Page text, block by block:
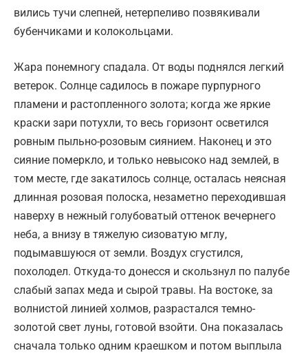
вились тучи слепней, нетерпеливо позвякивали
бубенчиками и колокольцами.
Жара понемногу спадала. От воды поднялся легкий
ветерок. Солнце садилось в пожаре пурпурного
пламени и растопленного золота; когда же яркие
краски зари потухли, то весь горизонт осветился
ровным пыльно-розовым сиянием. Наконец и это
сияние померкло, и только невысоко над землей, в
том месте, где закатилось солнце, осталась неясная
длинная розовая полоска, незаметно переходившая
наверху в нежный голубоватый оттенок вечернего
неба, а внизу в тяжелую сизоватую мглу,
подымавшуюся от земли. Воздух сгустился,
похолодел. Откуда-то донесся и скользнул по палубе
слабый запах меда и сырой травы. На востоке, за
волнистой линией холмов, разрастался темно-
золотой свет луны, готовой взойти. Она показалась
сначала только одним краешком и потом выплыла